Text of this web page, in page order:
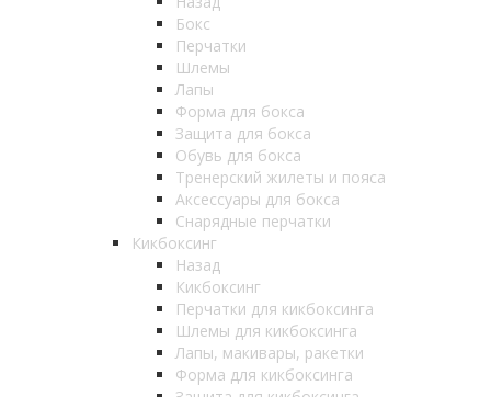
Бокс
Перчатки
Шлемы
Лапы
Форма для бокса
Защита для бокса
Обувь для бокса
Тренерский жилеты и пояса
Аксессуары для бокса
Снарядные перчатки
Кикбоксинг
Назад
Кикбоксинг
Перчатки для кикбоксинга
Шлемы для кикбоксинга
Лапы, макивары, ракетки
Форма для кикбоксинга